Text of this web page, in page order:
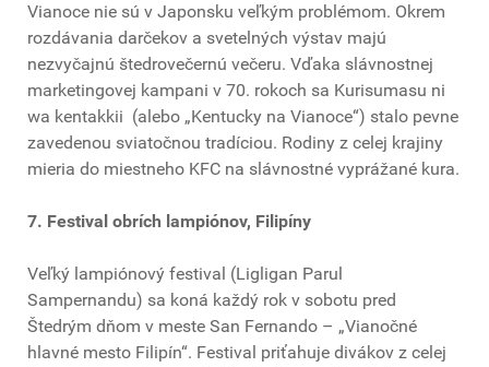
Vianoce nie sú v Japonsku veľkým problémom. Okrem
rozdávania darčekov a svetelných výstav majú
nezvyčajnú štedrovečernú večeru. Vďaka slávnostnej
marketingovej kampani v 70. rokoch sa Kurisumasu ni
wa kentakkii (alebo „Kentucky na Vianoce“) stalo pevne
zavedenou sviatočnou tradíciou. Rodiny z celej krajiny
mieria do miestneho KFC na slávnostné vyprážané kura.
7. Festival obrích lampiónov, Filipíny
Veľký lampiónový festival (Ligligan Parul
Sampernandu) sa koná každý rok v sobotu pred
Štedrým dňom v meste San Fernando – „Vianočné
hlavné mesto Filipín“. Festival priťahuje divákov z celej